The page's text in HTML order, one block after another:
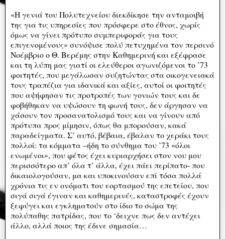
«Η γενιά του Πολυτεχνείου διεκδίκησε την ανταμοιβή
της για τις υπηρεσίες που πρόσφερε στο έθνος, χωρίς
όμως να γίνει πρότυπο συμπεριφοράς για τους
επιγενομένους» συνόψισε πολύ πετυχημένα τον περσινό
Νοέμβριο ο Θ. Βερέμης στην Καθημερινή και εξέφρασε
και τη λύπη μας γιατί οι ελεύθεροι αγωνιζόμενοι το ’73
φοιτητές, που μεγάλωσαν συζητώντας στα οικογενειακά
τους τραπέζια για ιδανικά και αξίες, αυτοί οι φοιτητές
που αψήφησαν τις προτροπές των γονιών τους και δε
φοβήθηκαν να υψώσουν τη φωνή τους, δεν άργησαν να
χάσουν τον προσανατολισμό τους και να γίνουν από
πρότυπα προς μίμησιν, όπως θα μπορούσαν, κακά
παραδείγματα. Σ’ αυτό, βέβαια, έβαλαν το χεράκι τους
πολλοί: τα κόμματα –ήδη το σύνθημα του ’73 «όλοι
ενωμένοι», που φέτος έχει κυριαρχήσει στον νου μου
περισσότερο απ’ όλα τ’ άλλα, έχει πάει περίπατο- που
δικαιολογούσαν, μα και υποκινούσαν επί τόσα πολλά
χρόνια τις εν ονόματι του εορτασμού της επετείου, που
σιγά σιγά έγιναν και καθημερινές, καταστροφές έχουν
ξεφύγει και εγκληματούν στο ίδιο το σώμα της
πολύπαθης πατρίδας, που το ‘δειχνε πως δεν αντέχει
άλλο, αλλά ποιος της έδινε σημασία…